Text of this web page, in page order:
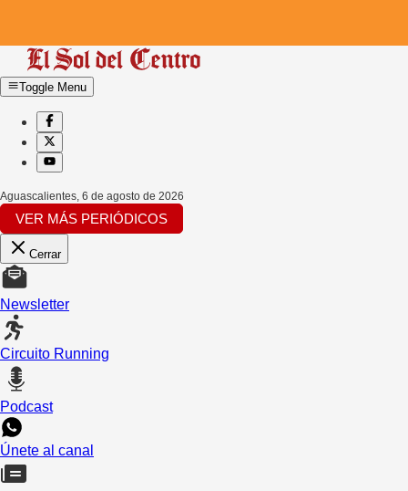
Toggle Menu
Aguascalientes, 6 de agosto de 2026
VER MÁS PERIÓDICOS
Cerrar
Newsletter
Circuito Running
Podcast
Únete al canal